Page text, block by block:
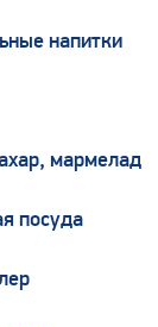
напитки
мармелад
посуда